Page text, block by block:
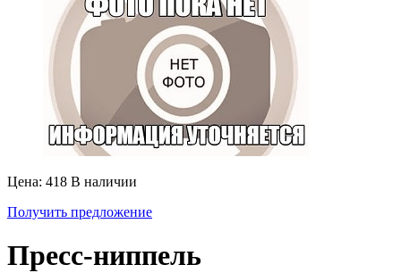
Цена: 418 В наличии
Получить предложение
Пресс-ниппель